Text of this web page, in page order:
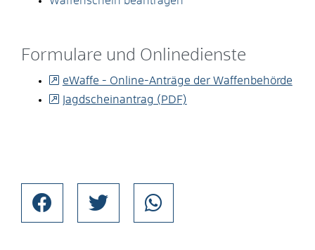
Formulare und Onlinedienste
eWaffe - Online-Anträge der Waffenbehörde
Jagdscheinantrag (PDF)